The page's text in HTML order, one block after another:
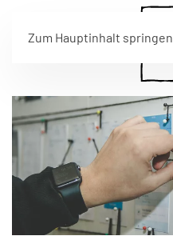
Zum Hauptinhalt springen